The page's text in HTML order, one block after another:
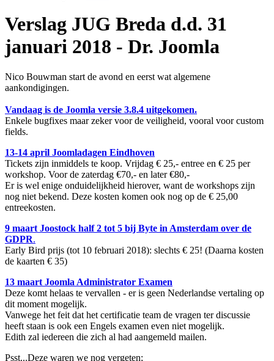
Verslag JUG Breda d.d. 31
januari 2018 - Dr. Joomla
Nico Bouwman start de avond en eerst wat algemene
aankondigingen.
Vandaag is de Joomla versie 3.8.4 uitgekomen.
Enkele bugfixes maar zeker voor de veiligheid, vooral voor custom
fields.
13-14 april Joomladagen Eindhoven
Tickets zijn inmiddels te koop. Vrijdag € 25,- entree en € 25 per
workshop. Voor de zaterdag €70,- en later €80,-
Er is wel enige onduidelijkheid hierover, want de workshops zijn
nog niet bekend. Deze kosten komen ook nog op de € 25,00
entreekosten.
9 maart Joostock half 2 tot 5 bij Byte in Amsterdam over de
GDPR.
Early Bird prijs (tot 10 februari 2018): slechts € 25! (Daarna kosten
de kaarten € 35)
13 maart Joomla Administrator Examen
Deze komt helaas te vervallen - er is geen Nederlandse vertaling op
dit moment mogelijk.
Vanwege het feit dat het certificatie team de vragen ter discussie
heeft staan is ook een Engels examen even niet mogelijk.
Edith zal iedereen die zich al had aangemeld mailen.
Psst...Deze waren we nog vergeten;